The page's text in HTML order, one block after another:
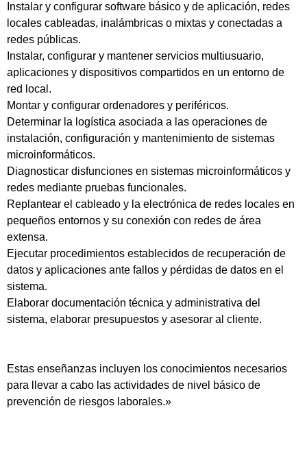
Instalar y configurar software básico y de aplicación, redes
locales cableadas, inalámbricas o mixtas y conectadas a
redes públicas.
Instalar, configurar y mantener servicios multiusuario,
aplicaciones y dispositivos compartidos en un entorno de
red local.
Montar y configurar ordenadores y periféricos.
Determinar la logística asociada a las operaciones de
instalación, configuración y mantenimiento de sistemas
microinformáticos.
Diagnosticar disfunciones en sistemas microinformáticos y
redes mediante pruebas funcionales.
Replantear el cableado y la electrónica de redes locales en
pequeños entornos y su conexión con redes de área
extensa.
Ejecutar procedimientos establecidos de recuperación de
datos y aplicaciones ante fallos y pérdidas de datos en el
sistema.
Elaborar documentación técnica y administrativa del
sistema, elaborar presupuestos y asesorar al cliente.
Estas enseñanzas incluyen los conocimientos necesarios
para llevar a cabo las actividades de nivel básico de
prevención de riesgos laborales.»